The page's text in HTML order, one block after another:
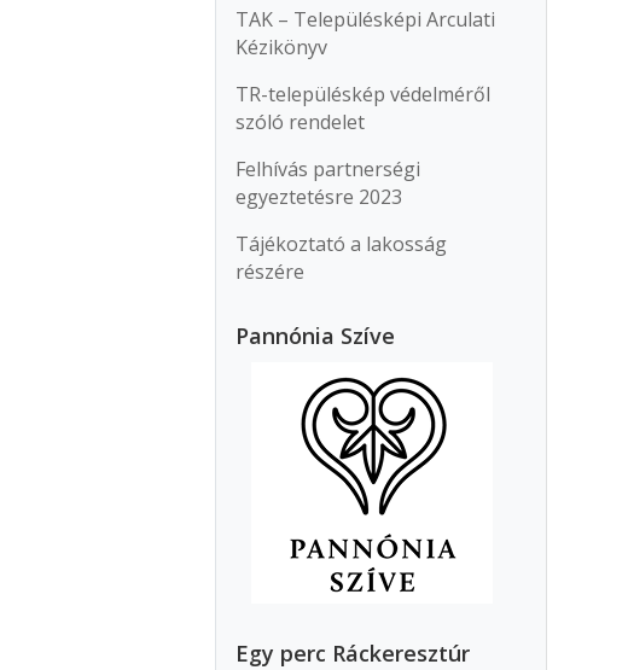
TAK – Településképi Arculati
Kézikönyv
TR-településkép védelméről
szóló rendelet
Felhívás partnerségi
egyeztetésre 2023
Tájékoztató a lakosság
részére
Pannónia Szíve
Egy perc Ráckeresztúr